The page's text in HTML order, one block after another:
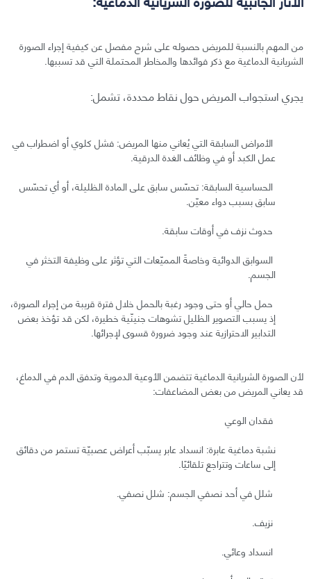
من المهم بالنسبة للمريض حصوله على شرح مفصل عن كيفية إجراء الصورة
الشريانية الدماغية مع ذكر فوائدها والمخاطر المحتملة التي قد تسببها.
يجري استجواب المريض حول نقاط محددة، تشمل:
الأمراض السابقة التي يُعاني منها المريض: فشل كلوي أو اضطراب في
عمل الكبد أو في وظائف الغدة الدرقية.
الحساسية السابقة: تحسّس سابق على المادة الظليلة، أو أي تحسّس
سابق بسبب دواء معيّن.
حدوث نزف في أوقات سابقة.
السوابق الدوائية وخاصةً المميّعات التي تؤثر على وظيفة التخثر في
الجسم.
حمل حالي أو حتى وجود رغبة بالحمل خلال فترة قريبة من إجراء الصورة،
إذ يسبب التصوير الظليل تشوهات جنينّية خطيرة، لكن قد تؤخذ بعض
التدابير الاحترازية عند وجود ضرورة قسوى لإجرائها.
لأن الصورة الشريانية الدماغية تتضمن الأوعية الدموية وتدفق الدم في الدماغ،
قد يعاني المريض من بعض المضاعفات:
فقدان الوعي
نشبة دماغية عابرة: انسداد عابر يسبّب أعراض عصبيّة تستمر من دقائق
إلى ساعات وتتراجع تلقائيًا.
شلل في أحد نصفي الجسم: شلل نصفي.
نزيف.
انسداد وعائي.